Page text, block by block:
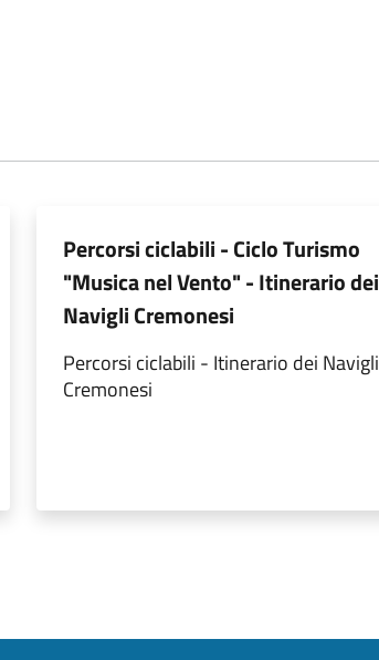
Percorsi ciclabili - Ciclo Turismo
"Musica nel Vento" - Itinerario dei
Navigli Cremonesi
Percorsi ciclabili - Itinerario dei Navigli
Cremonesi